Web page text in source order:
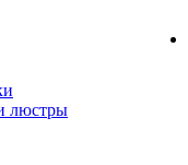
люстры